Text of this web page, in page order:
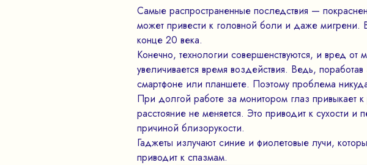
Самые распространенные последствия —
может привести к головной боли и даже мигрени.
конце 20 века.
Конечно, технологии совершенствуются, и вред
увеличивается время воздействия. Ведь,
смартфоне или планшете. Поэтому проблема
При долгой работе за монитором глаз привыкает
расстояние не меняется. Это приводит к сухости
причиной близорукости.
Гаджеты излучают синие и фиолетовые лучи,
приводит к спазмам.